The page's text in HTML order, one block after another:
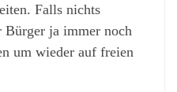
Falls nichts
Bürger ja immer noch
um wieder auf freien